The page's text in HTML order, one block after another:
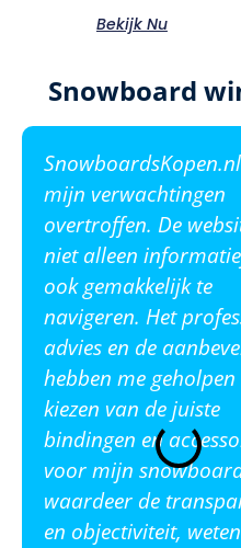
Bekijk Nu
Snowboard
mijn verwachtingen
overtroffen. De
niet alleen
ook gemakkelijk te
navigeren. Het
advies en de
hebben me
kiezen van de juiste
bindingen en
voor mijn
waardeer de
en objectiviteit,